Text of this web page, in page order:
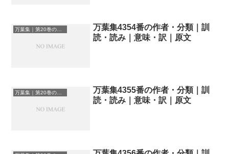
万葉集｜第20巻の和歌一覧
万葉集4354番の作者・分類｜訓
読・読み｜意味・訳｜原文
万葉集｜第20巻の和歌一覧
万葉集4355番の作者・分類｜訓
読・読み｜意味・訳｜原文